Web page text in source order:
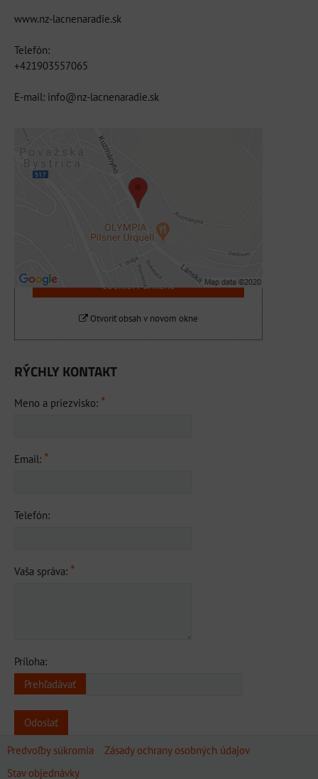
www.nz-lacnenaradie.sk
Telefón:
+421903557065
E-mail: info@nz-lacnenaradie.sk
Externý obsah je blokovaný Voľbami
súkromia
Prajete si načítať externý obsah?
Povoliť tentokrát
Povoliť a zapamätať - súhlas s druhom
cookie: Funkčné
Otvoriť obsah v novom okne
RÝCHLY KONTAKT
Meno a priezvisko: *
Email: *
Telefón:
Vaša správa: *
Príloha:
Odoslať
Predvoľby súkromia
Zásady ochrany osobných údajov
Stav objednávky